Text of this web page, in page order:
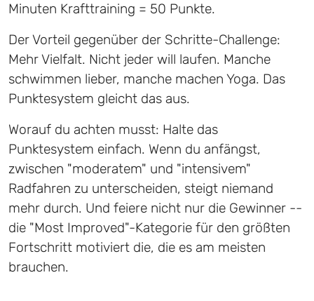
Minuten Krafttraining = 50 Punkte.
Der Vorteil gegenüber der Schritte-Challenge:
Mehr Vielfalt. Nicht jeder will laufen. Manche
schwimmen lieber, manche machen Yoga. Das
Punktesystem gleicht das aus.
Worauf du achten musst: Halte das
Punktesystem einfach. Wenn du anfängst,
zwischen "moderatem" und "intensivem"
Radfahren zu unterscheiden, steigt niemand
mehr durch. Und feiere nicht nur die Gewinner --
die "Most Improved"-Kategorie für den größten
Fortschritt motiviert die, die es am meisten
brauchen.